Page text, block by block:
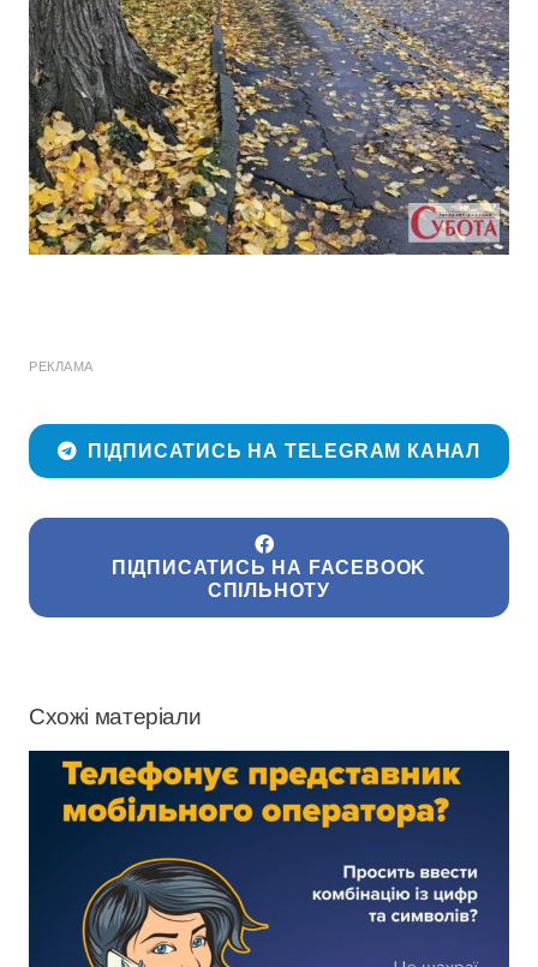
РЕКЛАМА
ПІДПИСАТИСЬ НА TELEGRAM КАНАЛ
ПІДПИСАТИСЬ НА FACEBOOK
СПІЛЬНОТУ
Схожі матеріали